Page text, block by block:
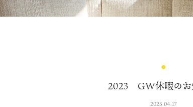
2023 GW休暇のお
2023.04.17